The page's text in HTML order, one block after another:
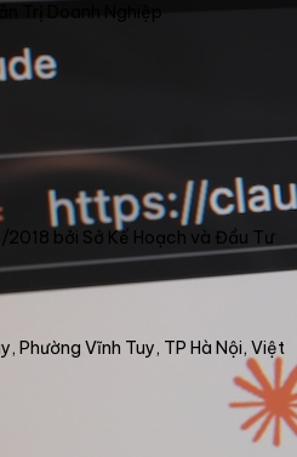
Trị Doanh Nghiệp
bởi Sở Kế Hoạch và Đầu Tư
Phường Vĩnh Tuy, TP Hà Nội, Việt